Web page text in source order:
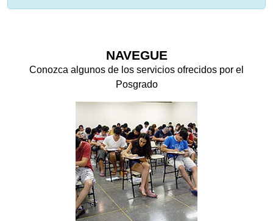
NAVEGUE
Conozca algunos de los servicios ofrecidos por el
Posgrado